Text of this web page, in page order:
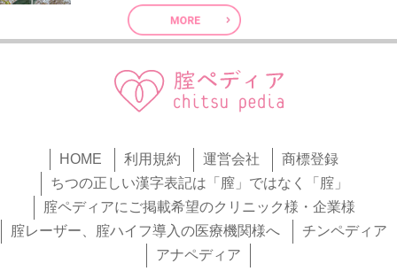
HOME 利用規約 運営会社
商標登録
ちつの正しい漢字表記は「膣」ではなく「腟」
腟ペディアにご掲載希望のクリニック様・企業様
腟レーザー、腟ハイフ導入の医療機関様へ
チンペディア
アナペディア